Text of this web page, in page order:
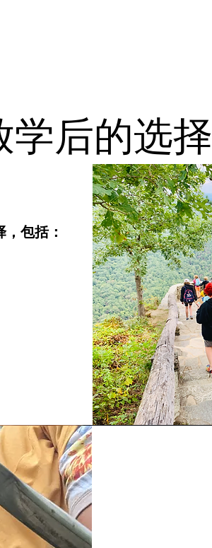
学后的选择
包括：